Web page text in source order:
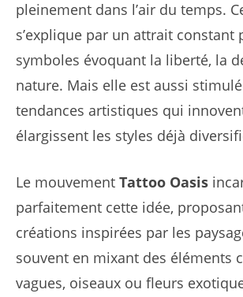
pleinement dans l’air du temps.
s’explique par un attrait constant
symboles évoquant la liberté, la
nature. Mais elle est aussi
tendances artistiques qui
élargissent les styles déjà
Le mouvement Tattoo Oasis
parfaitement cette idée,
créations inspirées par les
souvent en mixant des éléments
vagues, oiseaux ou fleurs